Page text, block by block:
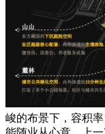
峻的布景下，容积